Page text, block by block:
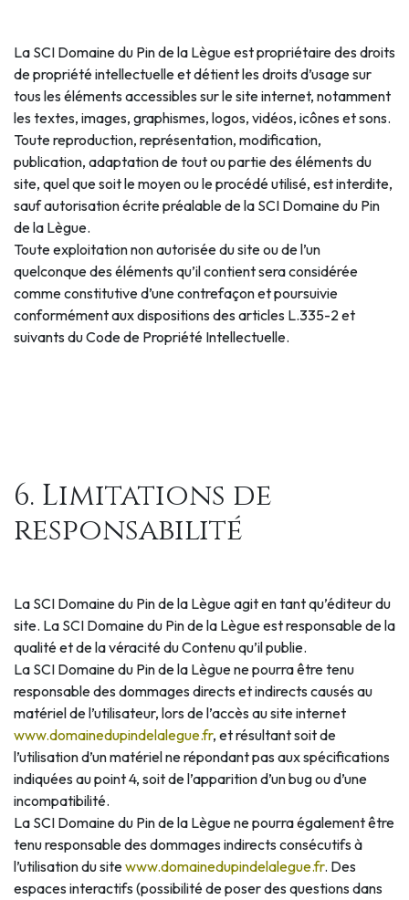
La SCI Domaine du Pin de la Lègue est propriétaire des droits
de propriété intellectuelle et détient les droits d’usage sur
tous les éléments accessibles sur le site internet, notamment
les textes, images, graphismes, logos, vidéos, icônes et sons.
Toute reproduction, représentation, modification,
publication, adaptation de tout ou partie des éléments du
site, quel que soit le moyen ou le procédé utilisé, est interdite,
sauf autorisation écrite préalable de la SCI Domaine du Pin
de la Lègue.
Toute exploitation non autorisée du site ou de l’un
quelconque des éléments qu’il contient sera considérée
comme constitutive d’une contrefaçon et poursuivie
conformément aux dispositions des articles L.335-2 et
suivants du Code de Propriété Intellectuelle.
6. Limitations de
responsabilité
La SCI Domaine du Pin de la Lègue agit en tant qu’éditeur du
site. La SCI Domaine du Pin de la Lègue est responsable de la
qualité et de la véracité du Contenu qu’il publie.
La SCI Domaine du Pin de la Lègue ne pourra être tenu
responsable des dommages directs et indirects causés au
matériel de l’utilisateur, lors de l’accès au site internet
www.domainedupindelalegue.fr, et résultant soit de
l’utilisation d’un matériel ne répondant pas aux spécifications
indiquées au point 4, soit de l’apparition d’un bug ou d’une
incompatibilité.
La SCI Domaine du Pin de la Lègue ne pourra également être
tenu responsable des dommages indirects consécutifs à
l’utilisation du sitewww.domainedupindelalegue.fr. Des
espaces interactifs (possibilité de poser des questions dans